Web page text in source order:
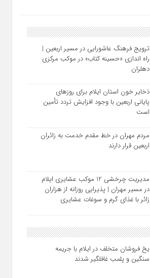
ترویج فرهنگ عاشورایی در مسیر اربعین |
راه‌ اندازی «حسینه کتاب» در موکب مرکزی
دهلران
ذخایر خون استان ایلام برای روزهای
پایانی اربعین با وجود افزایش تردد تأمین
است
مردم مهران در خط مقدم خدمت به زائران
اربعین قرار دارند
مدیریت چرخشی 12 موکب‌ عشایری ایلام
در مسیر مهران | پذیرایی روزانه از هزاران
زائر با غذای گرم و سوغات عشایری
یخ‌ فروشان متخلف در ایلام با جریمه
سنگین و پلمب غافلگیر شدند